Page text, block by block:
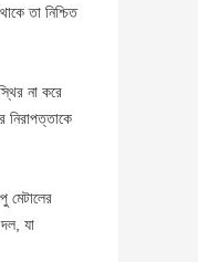
তা নিশ্চিত
না করে
নিরাপত্তাকে
মেটালের
যা